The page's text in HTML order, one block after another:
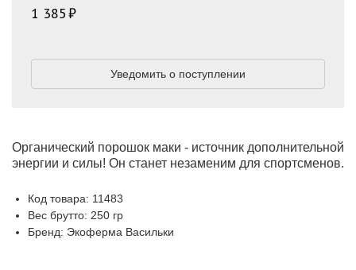
Органический порошок маки - источник дополнительной
энергии и силы! Он станет незаменим для спортсменов.
Код товара: 11483
Вес брутто: 250 гр
Бренд: Экоферма Васильки
1 385
Уведомить о поступлении